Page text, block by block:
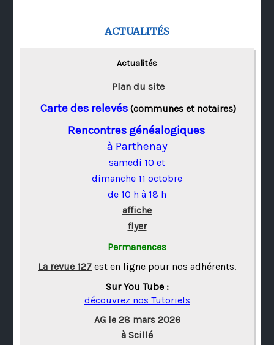
ACTUALITÉS
Actualités
Plan du site
Carte des relevés(communes et notaires)
Rencontres généalogiques
à Parthenay
samedi 10 et
dimanche 11 octobre
de 10 h à 18 h
affiche
flyer
Permanences
La revue 127 est en ligne pour nos adhérents.
Sur You Tube :
découvrez nos Tutoriels
AG le 28 mars 2026
à Scillé